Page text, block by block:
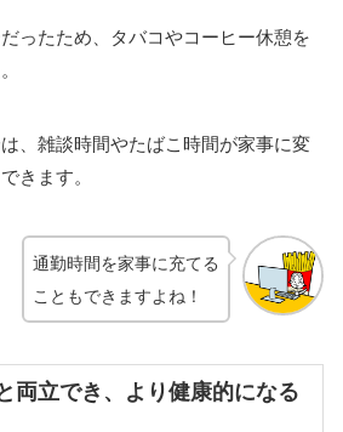
ったため、タバコやコーヒー休憩を
、雑談時間やたばこ時間が家事に変
きます。
通勤時間を家事に充てる
こともできますよね！
両立でき、より健康的になる